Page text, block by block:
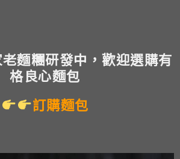
麵糰研發中，歡迎選購有
格良心麵包
訂購麵包